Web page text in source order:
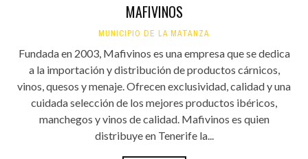
MAFIVINOS
MUNICIPIO DE LA MATANZA
Fundada en 2003, Mafivinos es una empresa que se dedica
a la importación y distribución de productos cárnicos,
vinos, quesos y menaje. Ofrecen exclusividad, calidad y una
cuidada selección de los mejores productos ibéricos,
manchegos y vinos de calidad. Mafivinos es quien
distribuye en Tenerife la...